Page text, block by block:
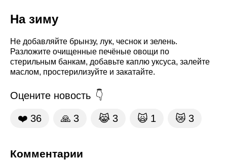
На зиму
Не добавляйте брынзу, лук, чеснок и зелень.
Разложите очищенные печёные овощи по
стерильным банкам, добавьте каплю уксуса, залейте
маслом, простерилизуйте и закатайте.
Оцените новость
❤️ 36 🙏 3 😹 3 🙀 1 😿 3
Комментарии